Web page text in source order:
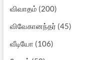
விவாதம் (200)
விவேகானந்தர் (45)
வீடியோ (106)